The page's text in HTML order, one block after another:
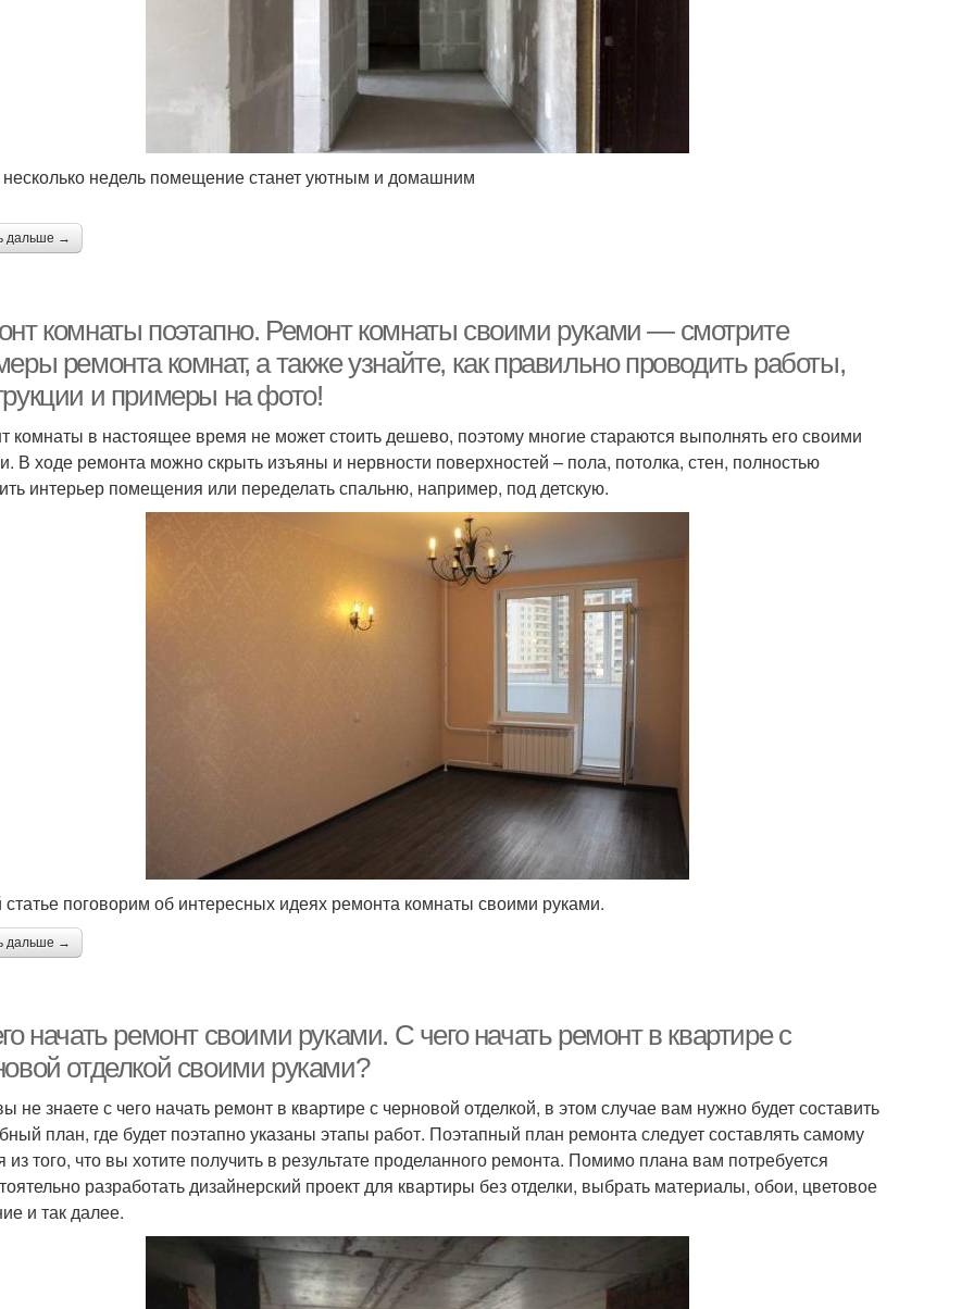
недель помещение станет уютным и домашним
дальше →
комнаты поэтапно. Ремонт комнаты своими руками — смотрите
ремонта комнат, а также узнайте, как правильно проводить работы,
и примеры на фото!
комнаты в настоящее время не может стоить дешево, поэтому многие стараются выполнять его своими
В ходе ремонта можно скрыть изъяны и нервности поверхностей – пола, потолка, стен, полностью
интерьер помещения или переделать спальню, например, под детскую.
статье поговорим об интересных идеях ремонта комнаты своими руками.
дальше →
начать ремонт своими руками. С чего начать ремонт в квартире с
отделкой своими руками?
не знаете с чего начать ремонт в квартире с черновой отделкой, в этом случае вам нужно будет составить
план, где будет поэтапно указаны этапы работ. Поэтапный план ремонта следует составлять самому
из того, что вы хотите получить в результате проделанного ремонта. Помимо плана вам потребуется
разработать дизайнерский проект для квартиры без отделки, выбрать материалы, обои, цветовое
и так далее.